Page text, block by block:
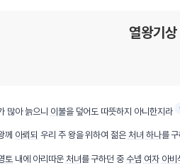
열왕기
많아 늙으니 이불을 덮어도 따뜻하지 아니한지라
께 아뢰되 우리 주 왕을 위하여 젊은 처녀 하나를
토 내에 아리따운 처녀를 구하던 중수넴 여자 아비